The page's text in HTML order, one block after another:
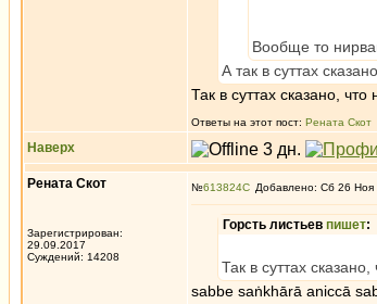
Вообще то
А так в суттах
Так в суттах сказано,
Ответы на этот пост: Рената Скот
Наверх
Рената Скот
Зарегистрирован:
29.09.2017
Суждений: 14208
№613824 Добавлено: Сб 26 Ноя
Горсть листьев пишет:
Так в суттах
sabbe saṅkhārā aniccā